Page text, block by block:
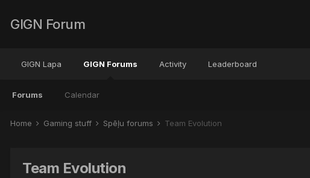
GIGN Forum
GIGN Lapa GIGN Forums
Forums Calendar
Activity Leaderboard
Home Gaming stuff Spēļu forums Team Evolution
Team Evolution